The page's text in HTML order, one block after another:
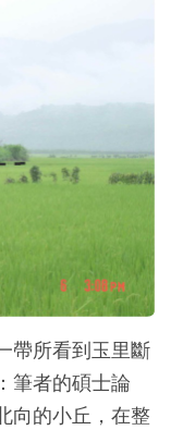
帶所看到玉里斷
筆者的碩士論
向的小丘，在整